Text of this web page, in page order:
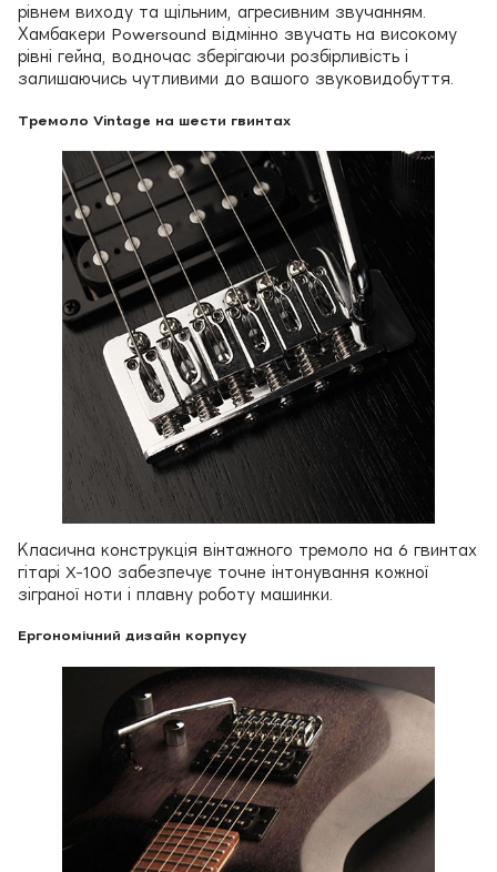
рівнем виходу та щільним, агресивним звучанням.
Хамбакери Powersound відмінно звучать на високому
рівні гейна, водночас зберігаючи розбірливість і
залишаючись чутливими до вашого звуковидобуття.
Тремоло Vintage на шести гвинтах
Класична конструкція вінтажного тремоло на 6 гвинтах
гітарі X-100 забезпечує точне інтонування кожної
зіграної ноти і плавну роботу машинки.
Ергономічний дизайн корпусу